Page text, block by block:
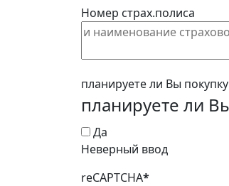
Номер страх.полиса
планируете ли Вы
планируете ли
Да
Неверный ввод
reCAPTCHA*